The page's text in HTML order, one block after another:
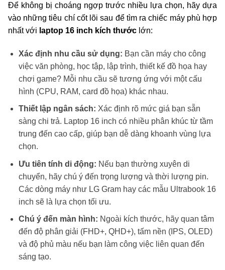
Để không bị choáng ngợp trước nhiều lựa chọn, hãy dựa
vào những tiêu chí cốt lõi sau để tìm ra chiếc máy phù hợp
nhất với laptop 16 inch kích thước lớn:
Xác định nhu cầu sử dụng: Bạn cần máy cho công
việc văn phòng, học tập, lập trình, thiết kế đồ họa hay
chơi game? Mỗi nhu cầu sẽ tương ứng với một cấu
hình (CPU, RAM, card đồ họa) khác nhau.
Thiết lập ngân sách: Xác định rõ mức giá bạn sẵn
sàng chi trả. Laptop 16 inch có nhiều phân khúc từ tầm
trung đến cao cấp, giúp bạn dễ dàng khoanh vùng lựa
chọn.
Ưu tiên tính di động: Nếu bạn thường xuyên di
chuyển, hãy chú ý đến trọng lượng và thời lượng pin.
Các dòng máy như LG Gram hay các mẫu Ultrabook 16
inch sẽ là lựa chọn tối ưu.
Chú ý đến màn hình: Ngoài kích thước, hãy quan tâm
đến độ phân giải (FHD+, QHD+), tấm nền (IPS, OLED)
và độ phủ màu nếu bạn làm công việc liên quan đến
sáng tạo.